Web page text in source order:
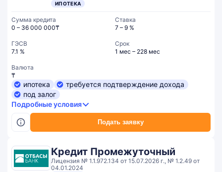
ИПОТЕКА
Подать заявку
Сумма кредита
0 – 36 000 000₸
Ставка
7 – 9 %
ГЭСВ
7.1 %
Срок
1 мес – 228 мес
Валюта
₸
ипотека
требуется подтверждение дохода
под залог
Подробные условия
Кредит Промежуточный
Лицензия № 1.1.972.134 от 15.07.2026 г., № 1.2.49 от
04.01.2024